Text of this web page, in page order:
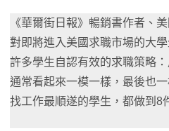
《華爾街日報》暢銷書作者、
對即將進入美國求職市場的大
許多學生自認有效的求職策略
通常看起來一模一樣，最後也
找工作最順遂的學生，都做到8